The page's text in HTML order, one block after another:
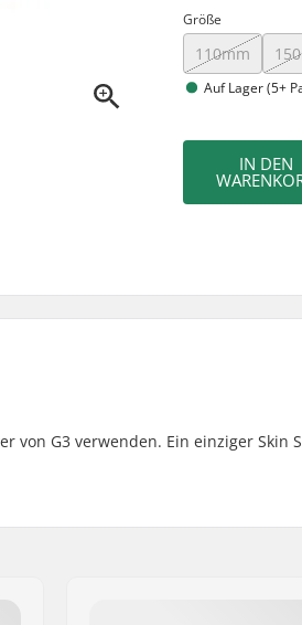
Größe
110mm
Auf Lager (5+
IN DEN
von G3 verwenden. Ein einziger Skin